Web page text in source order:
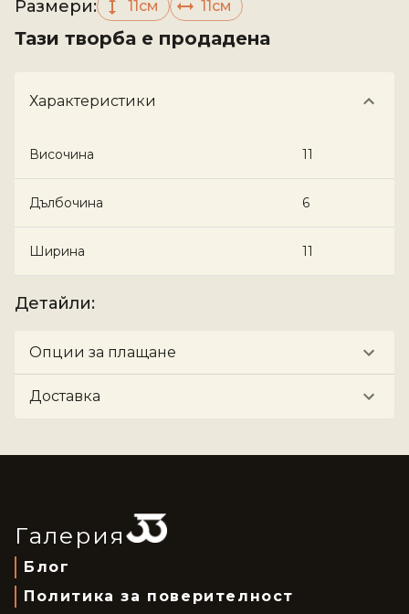
Размери: 11см 11см
Тази творба е продадена
Характеристики
Височина 11
Дълбочина 6
Ширина 11
Детайли:
Опции за плащане
Доставка
Галерия
Блог
Политика за поверителност